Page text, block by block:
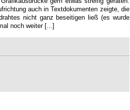
auch in Textdokumenten zeigte, die
nicht ganz beseitigen ließ (es wurde
noch weiter [...]